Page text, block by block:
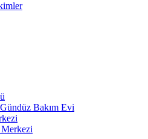
Bakım Evi
Merkezi